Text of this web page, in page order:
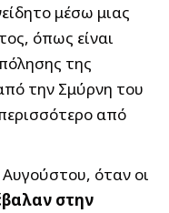
μέσω μιας
όπως είναι
της
την Σμύρνη του
από
όταν οι
στην